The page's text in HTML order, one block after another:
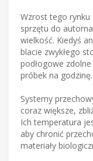
Wzrost tego rynku
sprzętu do
wielkość. Kiedyś
blacie zwykłego
podłogowe
próbek na godzinę.
Systemy
coraz większe,
Ich temperatura
aby chronić
materiały